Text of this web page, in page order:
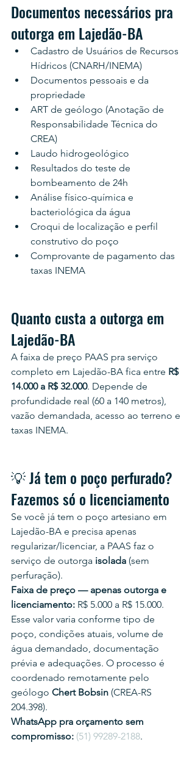
Documentos necessários pra
outorga em Lajedão-BA
Cadastro de Usuários de Recursos
Hídricos (CNARH/INEMA)
Documentos pessoais e da
propriedade
ART de geólogo (Anotação de
Responsabilidade Técnica do
CREA)
Laudo hidrogeológico
Resultados do teste de
bombeamento de 24h
Análise físico-química e
bacteriológica da água
Croqui de localização e perfil
construtivo do poço
Comprovante de pagamento das
taxas INEMA
Quanto custa a outorga em
Lajedão-BA
A faixa de preço PAAS pra serviço
completo em Lajedão-BA fica entre R$
14.000 a R$ 32.000. Depende de
profundidade real (60 a 140 metros),
vazão demandada, acesso ao terreno e
taxas INEMA.
💡 Já tem o poço perfurado?
Fazemos só o licenciamento
Se você já tem o poço artesiano em
Lajedão-BA e precisa apenas
regularizar/licenciar, a PAAS faz o
serviço de outorga isolada (sem
perfuração).
Faixa de preço — apenas outorga e
licenciamento: R$ 5.000 a R$ 15.000.
Esse valor varia conforme tipo de
poço, condições atuais, volume de
água demandado, documentação
prévia e adequações. O processo é
coordenado remotamente pelo
geólogo Chert Bobsin (CREA-RS
204.398).
WhatsApp pra orçamento sem
compromisso: (51) 99289-2188.